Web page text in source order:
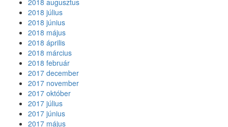
2018 augusztus
2018 július
2018 június
2018 május
2018 április
2018 március
2018 február
2017 december
2017 november
2017 október
2017 július
2017 június
2017 május